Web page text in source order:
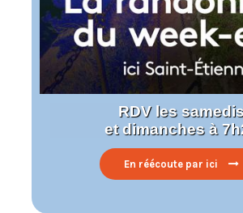
En réécoute par ici
RDV les
et dimanches à